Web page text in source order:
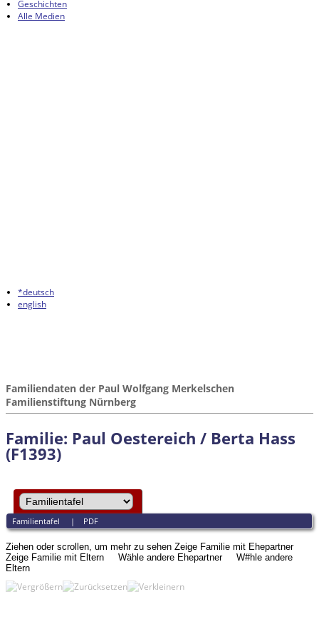
Geschichten
Alle Medien
*deutsch
english
Familiendaten der Paul Wolfgang Merkelschen
Familienstiftung Nürnberg
Familie: Paul Oestereich / Berta Hass
(F1393)
Familientafel | PDF
Ziehen oder scrollen, um mehr zu sehen Zeige Familie mit Ehepartner
Zeige Familie mit Eltern
Wähle andere Ehepartner
W#hle andere
Eltern